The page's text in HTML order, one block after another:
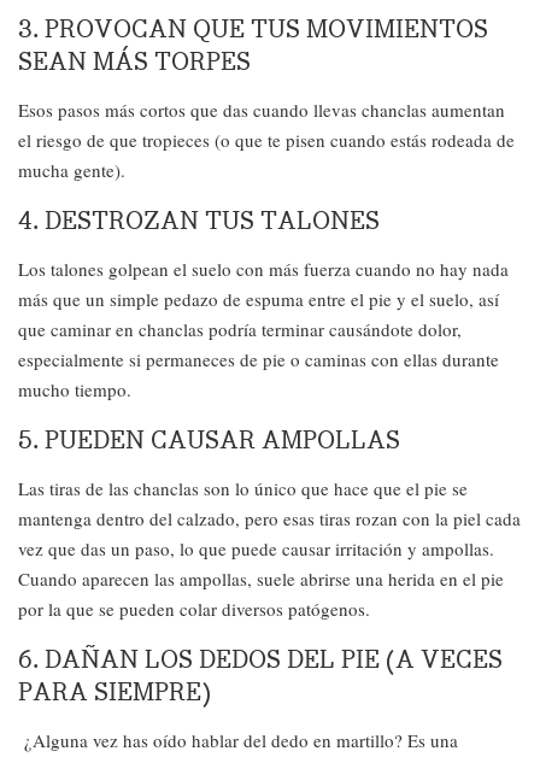
3. PROVOCAN QUE TUS MOVIMIENTOS
SEAN MÁS TORPES
Esos pasos más cortos que das cuando llevas chanclas aumentan
el riesgo de que tropieces (o que te pisen cuando estás rodeada de
mucha gente).
4. DESTROZAN TUS TALONES
Los talones golpean el suelo con más fuerza cuando no hay nada
más que un simple pedazo de espuma entre el pie y el suelo, así
que caminar en chanclas podría terminar causándote dolor,
especialmente si permaneces de pie o caminas con ellas durante
mucho tiempo.
5. PUEDEN CAUSAR AMPOLLAS
Las tiras de las chanclas son lo único que hace que el pie se
mantenga dentro del calzado, pero esas tiras rozan con la piel cada
vez que das un paso, lo que puede causar irritación y ampollas.
Cuando aparecen las ampollas, suele abrirse una herida en el pie
por la que se pueden colar diversos patógenos.
6. DAÑAN LOS DEDOS DEL PIE (A VECES
PARA SIEMPRE)
¿Alguna vez has oído hablar del dedo en martillo? Es una